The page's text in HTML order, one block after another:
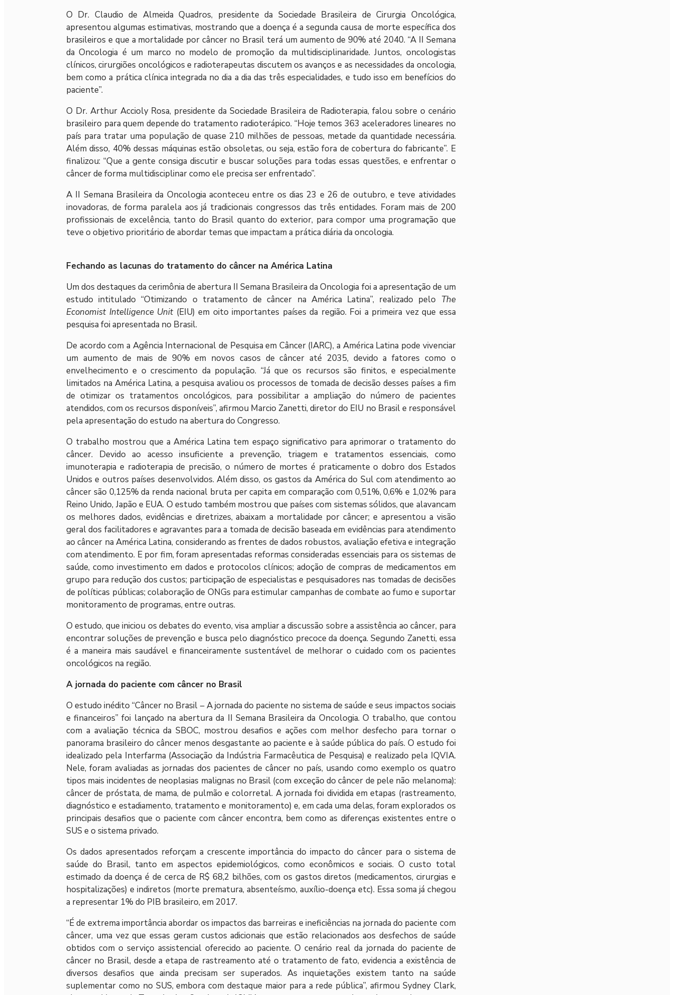
O Dr. Claudio de Almeida Quadros, presidente da Sociedade Brasileira de Cirurgia Oncológica,
apresentou algumas estimativas, mostrando que a doença é a segunda causa de morte específica dos
brasileiros e que a mortalidade por câncer no Brasil terá um aumento de 90% até 2040. “A II Semana
da Oncologia é um marco no modelo de promoção da multidisciplinaridade. Juntos, oncologistas
clínicos, cirurgiões oncológicos e radioterapeutas discutem os avanços e as necessidades da oncologia,
bem como a prática clínica integrada no dia a dia das três especialidades, e tudo isso em benefícios do
paciente”.
O Dr. Arthur Accioly Rosa, presidente da Sociedade Brasileira de Radioterapia, falou sobre o cenário
brasileiro para quem depende do tratamento radioterápico. “Hoje temos 363 aceleradores lineares no
país para tratar uma população de quase 210 milhões de pessoas, metade da quantidade necessária.
Além disso, 40% dessas máquinas estão obsoletas, ou seja, estão fora de cobertura do fabricante”. E
finalizou: “Que a gente consiga discutir e buscar soluções para todas essas questões, e enfrentar o
câncer de forma multidisciplinar como ele precisa ser enfrentado”.
A II Semana Brasileira da Oncologia aconteceu entre os dias 23 e 26 de outubro, e teve atividades
inovadoras, de forma paralela aos já tradicionais congressos das três entidades. Foram mais de 200
profissionais de excelência, tanto do Brasil quanto do exterior, para compor uma programação que
teve o objetivo prioritário de abordar temas que impactam a prática diária da oncologia.
Fechando as lacunas do tratamento do câncer na América Latina
Um dos destaques da cerimônia de abertura II Semana Brasileira da Oncologia foi a apresentação de um
estudo intitulado “Otimizando o tratamento de câncer na América Latina”, realizado pelo The
Economist Intelligence Unit(EIU) em oito importantes países da região. Foi a primeira vez que essa
pesquisa foi apresentada no Brasil.
De acordo com a Agência Internacional de Pesquisa em Câncer (IARC), a América Latina pode vivenciar
um aumento de mais de 90% em novos casos de câncer até 2035, devido a fatores como o
envelhecimento e o crescimento da população. “Já que os recursos são finitos, e especialmente
limitados na América Latina, a pesquisa avaliou os processos de tomada de decisão desses países a fim
de otimizar os tratamentos oncológicos, para possibilitar a ampliação do número de pacientes
atendidos, com os recursos disponíveis”, afirmou Marcio Zanetti, diretor do EIU no Brasil e responsável
pela apresentação do estudo na abertura do Congresso.
O trabalho mostrou que a América Latina tem espaço significativo para aprimorar o tratamento do
câncer. Devido ao acesso insuficiente a prevenção, triagem e tratamentos essenciais, como
imunoterapia e radioterapia de precisão, o número de mortes é praticamente o dobro dos Estados
Unidos e outros países desenvolvidos. Além disso, os gastos da América do Sul com atendimento ao
câncer são 0,125% da renda nacional bruta per capita em comparação com 0,51%, 0,6% e 1,02% para
Reino Unido, Japão e EUA. O estudo também mostrou que países com sistemas sólidos, que alavancam
os melhores dados, evidências e diretrizes, abaixam a mortalidade por câncer; e apresentou a visão
geral dos facilitadores e agravantes para a tomada de decisão baseada em evidências para atendimento
ao câncer na América Latina, considerando as frentes de dados robustos, avaliação efetiva e integração
com atendimento. E por fim, foram apresentadas reformas consideradas essenciais para os sistemas de
saúde, como investimento em dados e protocolos clínicos; adoção de compras de medicamentos em
grupo para redução dos custos; participação de especialistas e pesquisadores nas tomadas de decisões
de políticas públicas; colaboração de ONGs para estimular campanhas de combate ao fumo e suportar
monitoramento de programas, entre outras.
O estudo, que iniciou os debates do evento, visa ampliar a discussão sobre a assistência ao câncer, para
encontrar soluções de prevenção e busca pelo diagnóstico precoce da doença. Segundo Zanetti, essa
é a maneira mais saudável e financeiramente sustentável de melhorar o cuidado com os pacientes
oncológicos na região.
A jornada do paciente com câncer no Brasil
O estudo inédito “Câncer no Brasil – A jornada do paciente no sistema de saúde e seus impactos sociais
e financeiros” foi lançado na abertura da II Semana Brasileira da Oncologia. O trabalho, que contou
com a avaliação técnica da SBOC, mostrou desafios e ações com melhor desfecho para tornar o
panorama brasileiro do câncer menos desgastante ao paciente e à saúde pública do país. O estudo foi
idealizado pela Interfarma (Associação da Indústria Farmacêutica de Pesquisa) e realizado pela IQVIA.
Nele, foram avaliadas as jornadas dos pacientes de câncer no país, usando como exemplo os quatro
tipos mais incidentes de neoplasias malignas no Brasil (com exceção do câncer de pele não melanoma):
câncer de próstata, de mama, de pulmão e colorretal. A jornada foi dividida em etapas (rastreamento,
diagnóstico e estadiamento, tratamento e monitoramento) e, em cada uma delas, foram explorados os
principais desafios que o paciente com câncer encontra, bem como as diferenças existentes entre o
SUS e o sistema privado.
Os dados apresentados reforçam a crescente importância do impacto do câncer para o sistema de
saúde do Brasil, tanto em aspectos epidemiológicos, como econômicos e sociais. O custo total
estimado da doença é de cerca de R$ 68,2 bilhões, com os gastos diretos (medicamentos, cirurgias e
hospitalizações) e indiretos (morte prematura, absenteísmo, auxílio-doença etc). Essa soma já chegou
a representar 1% do PIB brasileiro, em 2017.
“É de extrema importância abordar os impactos das barreiras e ineficiências na jornada do paciente com
câncer, uma vez que essas geram custos adicionais que estão relacionados aos desfechos de saúde
obtidos com o serviço assistencial oferecido ao paciente. O cenário real da jornada do paciente de
câncer no Brasil, desde a etapa de rastreamento até o tratamento de fato, evidencia a existência de
diversos desafios que ainda precisam ser superados. As inquietações existem tanto na saúde
suplementar como no SUS, embora com destaque maior para a rede pública”, afirmou Sydney Clark,